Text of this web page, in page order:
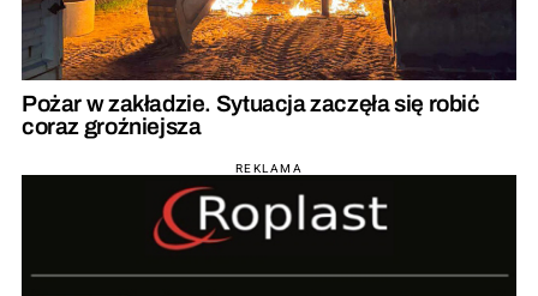
Pożar w zakładzie. Sytuacja zaczęła się robić
coraz groźniejsza
REKLAMA